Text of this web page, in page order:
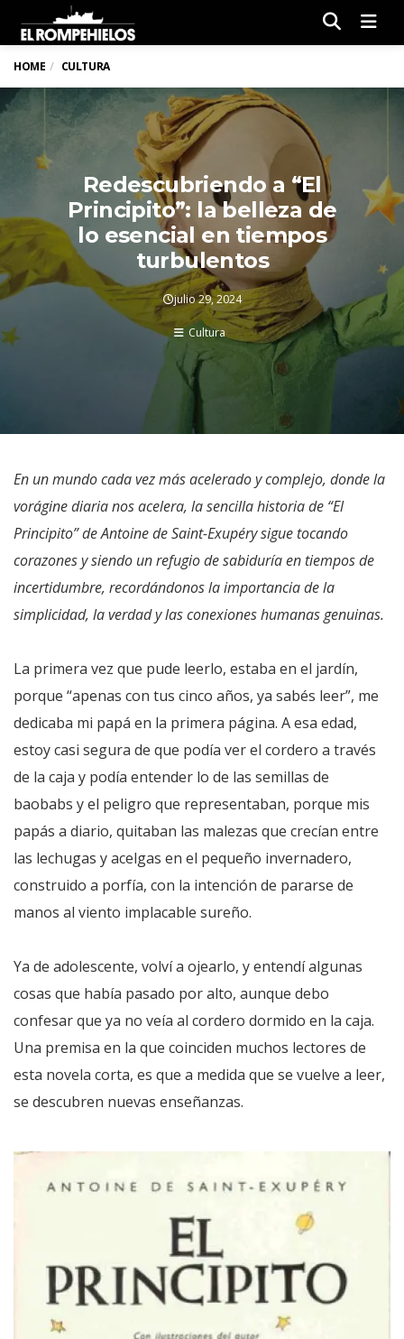
HOME CULTURA
Redescubriendo a “El
Principito”: la belleza de
lo esencial en tiempos
turbulentos
julio 29, 2024
Cultura
En un mundo cada vez más acelerado y complejo, donde la
vorágine diaria nos acelera, la sencilla historia de “El
Principito” de Antoine de Saint-Exupéry sigue tocando
corazones y siendo un refugio de sabiduría en tiempos de
incertidumbre, recordándonos la importancia de la
simplicidad, la verdad y las conexiones humanas genuinas.
La primera vez que pude leerlo, estaba en el jardín,
porque “apenas con tus cinco años, ya sabés leer”, me
dedicaba mi papá en la primera página. A esa edad,
estoy casi segura de que podía ver el cordero a través
de la caja y podía entender lo de las semillas de
baobabs y el peligro que representaban, porque mis
papás a diario, quitaban las malezas que crecían entre
las lechugas y acelgas en el pequeño invernadero,
construido a porfía, con la intención de pararse de
manos al viento implacable sureño.
Ya de adolescente, volví a ojearlo, y entendí algunas
cosas que había pasado por alto, aunque debo
confesar que ya no veía al cordero dormido en la caja.
Una premisa en la que coinciden muchos lectores de
esta novela corta, es que a medida que se vuelve a leer,
se descubren nuevas enseñanzas.